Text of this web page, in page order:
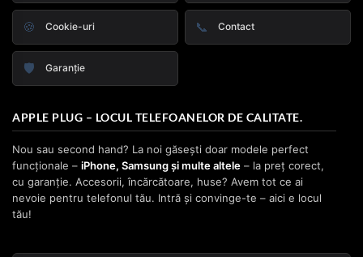
🍪 Cookie-uri 📞 Contact
🛡️ Garanție
APPLE PLUG – LOCUL TELEFOANELOR DE CALITATE.
Nou sau second hand? La noi găsești doar modele perfect
funcționale – iPhone, Samsung și multe altele – la preț corect,
cu garanție. Accesorii, încărcătoare, huse? Avem tot ce ai
nevoie pentru telefonul tău. Intră și convinge-te – aici e locul
tău!